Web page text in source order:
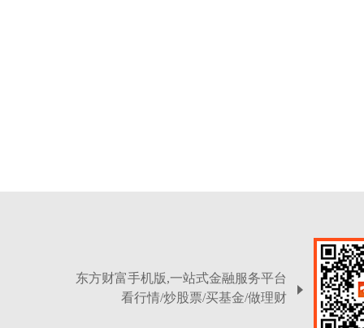
东方财富手机版,一站式金融服务平台
看行情/炒股票/买基金/做理财